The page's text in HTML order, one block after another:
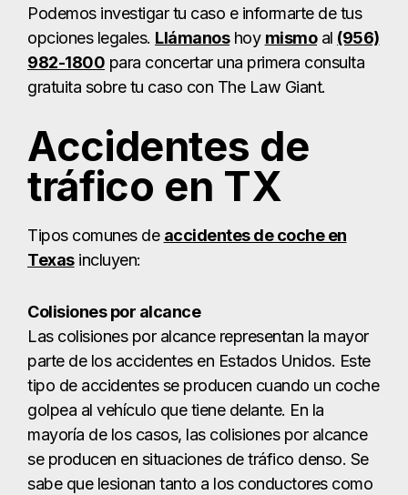
Podemos investigar tu caso e informarte de tus
opciones legales. Llámanoshoy mismoal (956)
982-1800 para concertar una primera consulta
gratuita sobre tu caso con The Law Giant.
Accidentes de
tráfico en TX
Tipos comunes de accidentes de coche en
Texasincluyen:
Colisiones por alcance
Las colisiones por alcance representan la mayor
parte de los accidentes en Estados Unidos. Este
tipo de accidentes se producen cuando un coche
golpea al vehículo que tiene delante. En la
mayoría de los casos, las colisiones por alcance
se producen en situaciones de tráfico denso. Se
sabe que lesionan tanto a los conductores como